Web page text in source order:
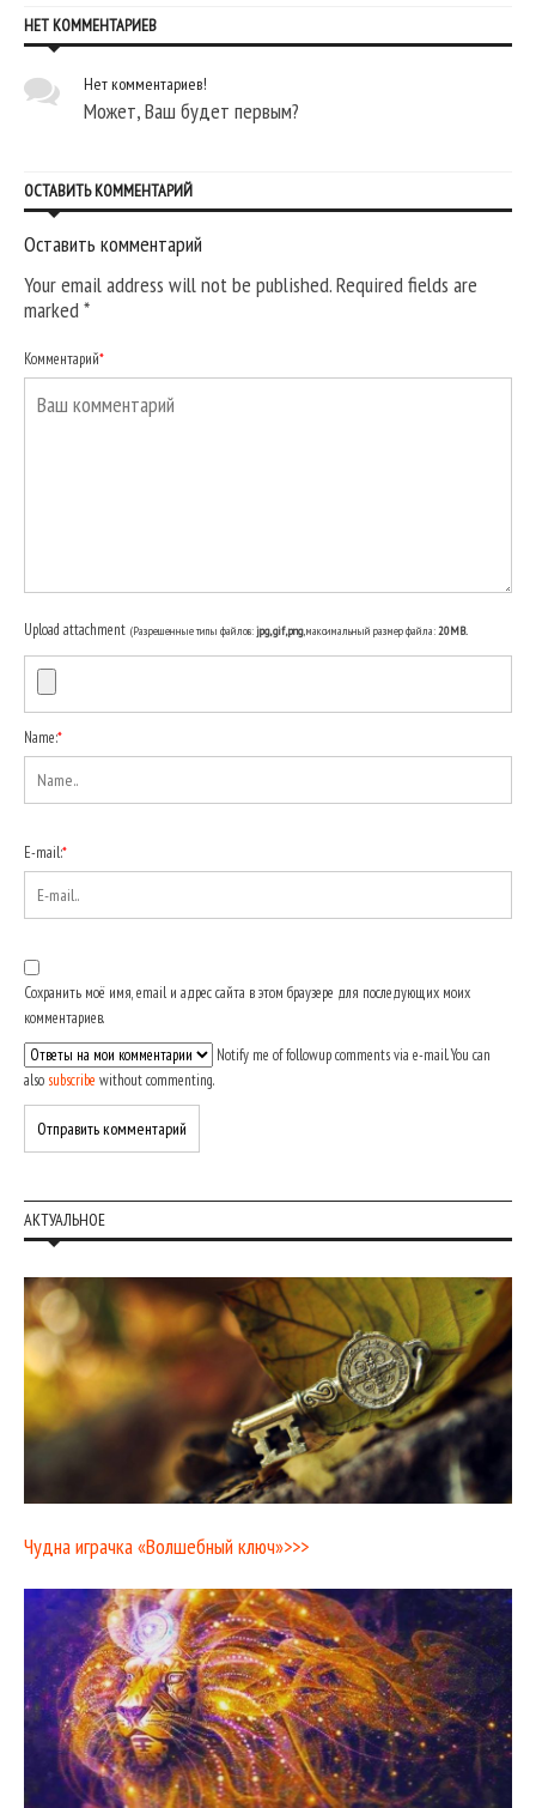
НЕТ КОММЕНТАРИЕВ
Нет комментариев!
Может, Ваш будет первым?
ОСТАВИТЬ КОММЕНТАРИЙ
Оставить комментарий
Your email address will not be published. Required fields are
marked*
Комментарий*
Upload attachment (Разрешенные типы файлов:jpg, gif, png, максимальный размер файла:20MB.
Name:*
E-mail:*
Сохранить моё имя, email и адрес сайта в этом браузере для последующих моих
комментариев.
Notify me of followup comments via e-mail. You can
also subscribe without commenting.
АКТУАЛЬНОЕ
Чудна играчка «Волшебный ключ»>>>